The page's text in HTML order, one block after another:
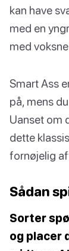
kan have
med en
med
Smart Ass
på, mens
Uanset om
dette
fornøjelig
Sådan
Sorter
og placer